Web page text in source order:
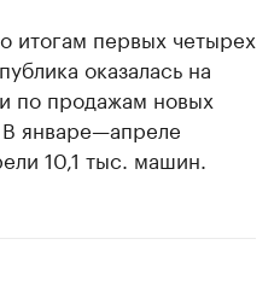
итогам первых четырех
оказалась на
по продажам новых
январе—апреле
10,1 тыс. машин.